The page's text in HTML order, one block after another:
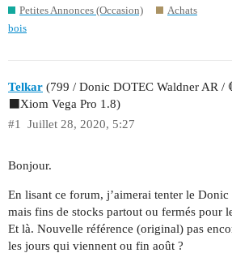
Petites Annonces (Occasion)
Achats
bois
Telkar (799 / Donic DOTEC Waldner AR /
⬛Xiom Vega Pro 1.8)
Juillet 28, 2020, 5:27
#1
Bonjour.
En lisant ce forum, j’aimerai tenter le
mais fins de stocks partout ou fermés pour
Et là. Nouvelle référence (original) pas
les jours qui viennent ou fin août ?